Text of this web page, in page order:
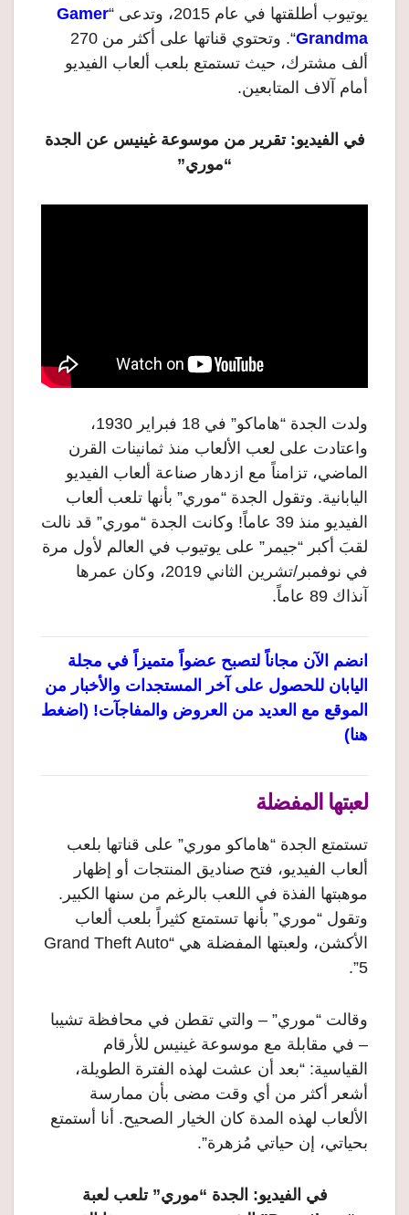
يوتيوب أطلقتها في عام 2015، وتدعى “
Gamer
Grandma
“. وتحتوي قناتها على أكثر من 270
ألف مشترك، حيث تستمتع بلعب ألعاب الفيديو
أمام آلاف المتابعين.
في الفيديو: تقرير من موسوعة غينيس عن الجدة
“موري”
ولدت الجدة “هاماكو” في 18 فبراير 1930،
واعتادت على لعب الألعاب منذ ثمانينات القرن
الماضي، تزامناً مع ازدهار صناعة ألعاب الفيديو
اليابانية. وتقول الجدة “موري” بأنها تلعب ألعاب
الفيديو منذ 39 عاماً! وكانت الجدة “موري” قد نالت
لقبَ أكبر “جيمر” على يوتيوب في العالم لأول مرة
في نوفمبر/تشرين الثاني 2019، وكان عمرها
آنذاك 89 عاماً.
انضم الآن مجاناً لتصبح عضواً متميزاً في مجلة
اليابان للحصول على آخر المستجدات والأخبار من
الموقع مع العديد من العروض والمفاجآت! (اضغط
هنا)
لعبتها المفضلة
تستمتع الجدة “هاماكو موري” على قناتها بلعب
ألعاب الفيديو، فتح صناديق المنتجات أو إظهار
موهبتها الفذة في اللعب بالرغم من سنها الكبير.
وتقول “موري” بأنها تستمتع كثيراً بلعب ألعاب
الأكشن، ولعبتها المفضلة هي “Grand Theft Auto
5”.
وقالت “موري” – والتي تقطن في محافظة تشيبا
– في مقابلة مع موسوعة غينيس للأرقام
القياسية: “بعد أن عشت لهذه الفترة الطويلة،
أشعر أكثر من أي وقت مضى بأن ممارسة
الألعاب لهذه المدة كان الخيار الصحيح. أنا أستمتع
بحياتي، إن حياتي مُزهرة”.
في الفيديو: الجدة “موري” تلعب لعبة